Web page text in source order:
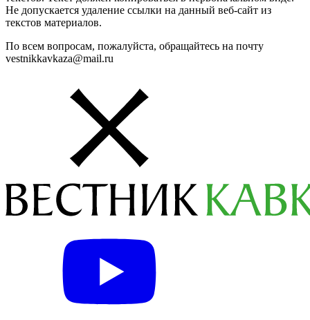
Не допускается удаление ссылки на данный веб-сайт из
текстов материалов.
По всем вопросам, пожалуйста, обращайтесь на почту
vestnikkavkaza@mail.ru